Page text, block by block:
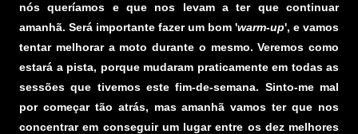
nós queríamos e que nos levam a ter que continuar
amanhã. Será importante fazer um bom 'warm-up', e vamos
tentar melhorar a moto durante o mesmo. Veremos como
estará a pista, porque mudaram praticamente em todas as
sessões que tivemos este fim-de-semana. Sinto-me mal
por começar tão atrás, mas amanhã vamos ter que nos
concentrar em conseguir um lugar entre os dez melhores